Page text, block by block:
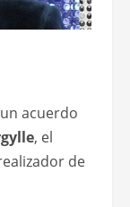
acuerdo
, el
de